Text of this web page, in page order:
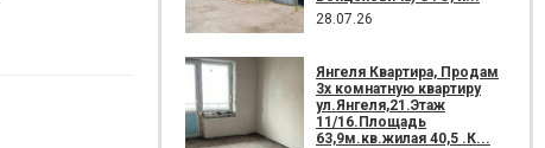
28.07.26
Янгеля Квартира, Продам
3х комнатную квартиру
ул.Янгеля,21.Этаж
11/16.Площадь
63,9м.кв.жилая 40,5 .К...